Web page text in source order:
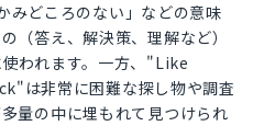
みどころのない」などの意味
（答え、解決策、理解など）
われます。一方、"Like
は非常に困難な探し物や調査
量の中に埋もれて見つけられ